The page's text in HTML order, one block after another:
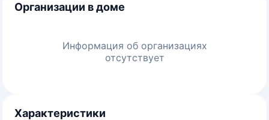
Организации в доме
Информация об организациях
отсутствует
Характеристики